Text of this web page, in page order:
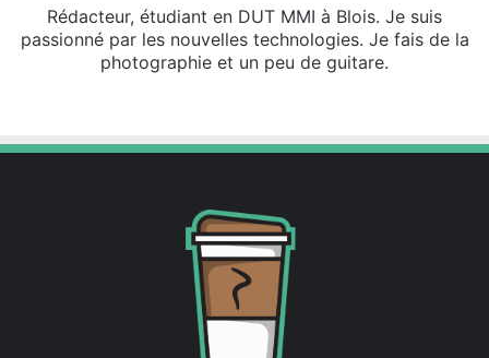
Rédacteur, étudiant en DUT MMI à Blois. Je suis
passionné par les nouvelles technologies. Je fais de la
photographie et un peu de guitare.